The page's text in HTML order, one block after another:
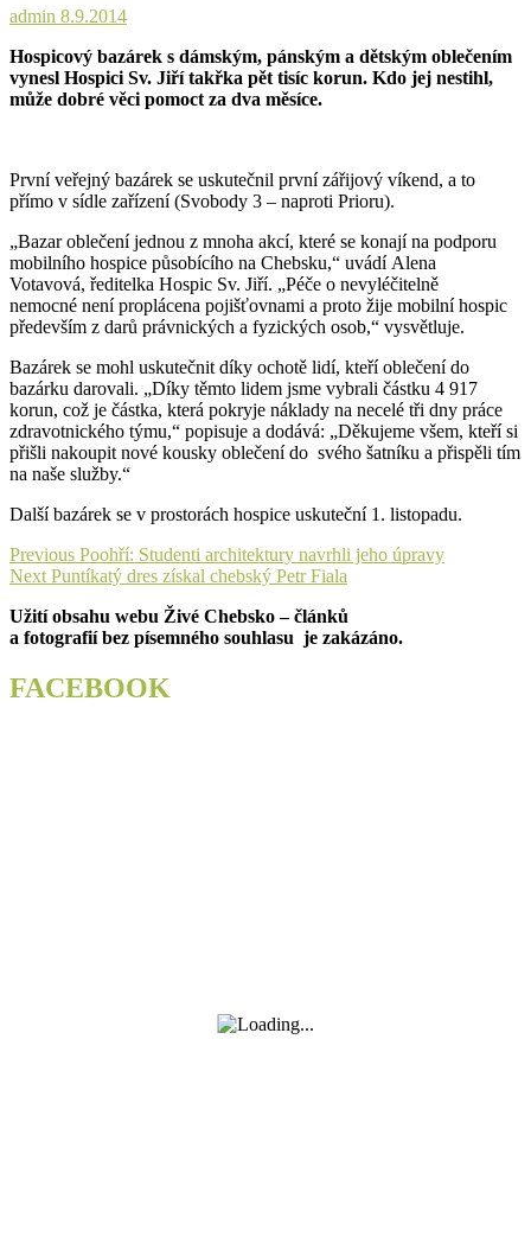
admin 8.9.2014
Hospicový bazárek s dámským, pánským a dětským oblečením
vynesl Hospici Sv. Jiří takřka pět tisíc korun. Kdo jej nestihl,
může dobré věci pomoct za dva měsíce.
První veřejný bazárek se uskutečnil první zářijový víkend, a to
přímo v sídle zařízení (Svobody 3 – naproti Prioru).
„Bazar oblečení jednou z mnoha akcí, které se konají na podporu
mobilního hospice působícího na Chebsku,“ uvádí Alena
Votavová, ředitelka Hospic Sv. Jiří. „Péče o nevyléčitelně
nemocné není proplácena pojišťovnami a proto žije mobilní hospic
především z darů právnických a fyzických osob,“ vysvětluje.
Bazárek se mohl uskutečnit díky ochotě lidí, kteří oblečení do
bazárku darovali. „Díky těmto lidem jsme vybrali částku 4 917
korun, což je částka, která pokryje náklady na necelé tři dny práce
zdravotnického týmu,“ popisuje a dodává: „Děkujeme všem, kteří si
přišli nakoupit nové kousky oblečení do svého šatníku a přispěli tím
na naše služby.“
Další bazárek se v prostorách hospice uskuteční 1. listopadu.
Navigace
pro
příspěvek
Previous Previous
post:
Poohří: Studenti architektury navrhli jeho úpravy
Next Next
Puntíkatý dres získal chebský Petr Fiala
Užití obsahu webu Živé Chebsko – článků
a fotografií bez písemného souhlasu je zakázáno.
FACEBOOK